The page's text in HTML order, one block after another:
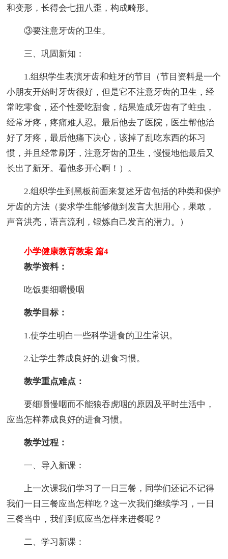
和变形，长得会七扭八歪，构成畸形。
③要注意牙齿的卫生。
三、巩固新知：
1.组织学生表演牙齿和蛀牙的节目（节目资料是一个
小朋友开始时牙齿很好，但是它不注意牙齿的卫生，经
常吃零食，还个性爱吃甜食，结果造成牙齿有了蛀虫，
经常牙疼，疼痛难人忍。最后他去了医院，医生帮他治
好了牙疼，最后他痛下决心，该掉了乱吃东西的坏习
惯，并且经常刷牙，注意牙齿的卫生，慢慢地他最后又
长出了新牙。看他多开心啊！）。
2.组织学生到黑板前面来复述牙齿包括的种类和保护
牙齿的方法（要求学生能够做到发言大胆用心，果敢，
声音洪亮，语言流利，锻炼自己发言的潜力。）
小学健康教育教案 篇4
教学资料：
吃饭要细嚼慢咽
教学目标：
1.使学生明白一些科学进食的卫生常识。
2.让学生养成良好的.进食习惯。
教学重点难点：
要细嚼慢咽而不能狼吞虎咽的原因及平时生活中，
应当怎样养成良好的进食习惯。
教学过程：
一、导入新课：
上一次课我们学习了一日三餐，同学们还记不记得
我们一日三餐应当怎样吃？这一次我们继续学习，一日
三餐当中，我们到底应当怎样来进餐呢？
二、学习新课：